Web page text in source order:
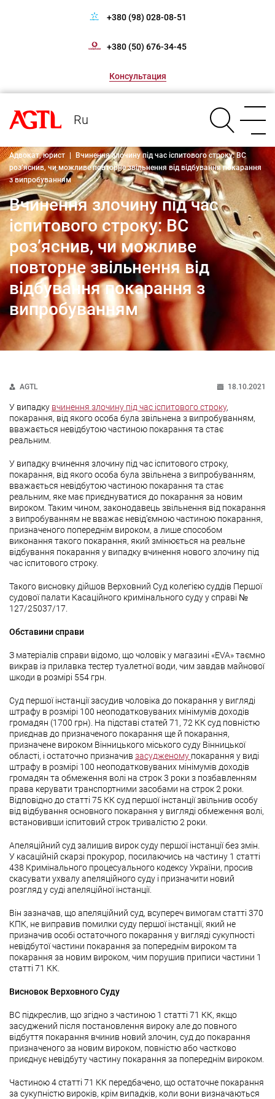
+380 (98) 028-08-51
+380 (50) 676-34-45
Консультация
Ru
Адвокат, юрист
Вчинення злочину під час іспитового строку: ВС
роз’яснив, чи можливе повторне звільнення від відбування покарання
з випробуванням
Вчинення злочину під час
іспитового строку: ВС
роз’яснив, чи можливе
повторне звільнення від
відбування покарання з
випробуванням
AGTL 18.10.2021
У випадку вчинення злочину під час іспитового строку,
покарання, від якого особа була звільнена з випробуванням,
вважається невідбутою частиною покарання та стає
реальним.
У випадку вчинення злочину під час іспитового строку,
покарання, від якого особа була звільнена з випробуванням,
вважається невідбутою частиною покарання та стає
реальним, яке має приєднуватися до покарання за новим
вироком. Таким чином, законодавець звільнення від покарання
з випробуванням не вважає невід’ємною частиною покарання,
призначеного попереднім вироком, а лише способом
виконання такого покарання, який змінюється на реальне
відбування покарання у випадку вчинення нового злочину під
час іспитового строку.
Такого висновку дійшов Верховний Суд колегією суддів Першої
судової палати Касаційного кримінального суду у справі №
127/25037/17.
Обставини справи
З матеріалів справи відомо, що чоловік у магазині «EVA» таємно
викрав із прилавка тестер туалетної води, чим завдав майнової
шкоди в розмірі 554 грн.
Суд першої інстанції засудив чоловіка до покарання у вигляді
штрафу в розмірі 100 неоподатковуваних мінімумів доходів
громадян (1700 грн). На підставі статей 71, 72 КК суд повністю
приєднав до призначеного покарання ще й покарання,
призначене вироком Вінницького міського суду Вінницької
області, і остаточно призначив засудженому покарання у виді
штрафу в розмірі 100 неоподатковуваних мінімумів доходів
громадян та обмеження волі на строк 3 роки з позбавленням
права керувати транспортними засобами на строк 2 роки.
Відповідно до статті 75 КК суд першої інстанції звільнив особу
від відбування основного покарання у вигляді обмеження волі,
встановивши іспитовий строк тривалістю 2 роки.
Апеляційний суд залишив вирок суду першої інстанції без змін.
У касаційній скарзі прокурор, посилаючись на частину 1 статті
438 Кримінального процесуального кодексу України, просив
скасувати ухвалу апеляційного суду і призначити новий
розгляд у суді апеляційної інстанції.
Він зазначав, що апеляційний суд, всупереч вимогам статті 370
КПК, не виправив помилки суду першої інстанції, який не
призначив особі остаточного покарання у вигляді сукупності
невідбутої частини покарання за попереднім вироком та
покарання за новим вироком, чим порушив приписи частини 1
статті 71 КК.
Висновок Верховного Суду
ВС підкреслив, що згідно з частиною 1 статті 71 КК, якщо
засуджений після постановлення вироку але до повного
відбуття покарання вчинив новий злочин, суд до покарання
призначеного за новим вироком, повністю або частково
приєднує невідбуту частину покарання за попереднім вироком.
Частиною 4 статті 71 КК передбачено, що остаточне покарання
за сукупністю вироків, крім випадків, коли вони визначаються